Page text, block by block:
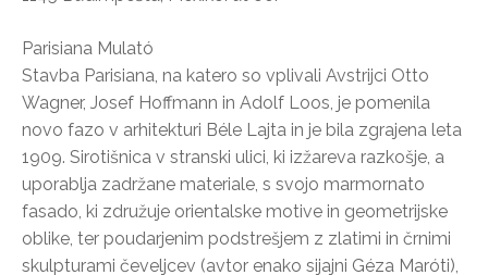
Parisiana Mulató
Stavba Parisiana, na katero so vplivali Avstrijci Otto
Wagner, Josef Hoffmann in Adolf Loos, je pomenila
novo fazo v arhitekturi Béle Lajta in je bila zgrajena leta
1909. Sirotišnica v stranski ulici, ki izžareva razkošje, a
uporablja zadržane materiale, s svojo marmornato
fasado, ki združuje orientalske motive in geometrijske
oblike, ter poudarjenim podstrešjem z zlatimi in črnimi
skulpturami čeveljcev (avtor enako sijajni Géza Maróti),